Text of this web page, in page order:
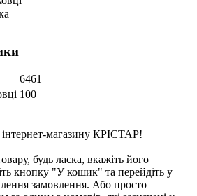
6461
100
магазину КРІСТАР!
будь ласка, вкажіть його
кнопку "У кошик" та перейдіть у
замовлення. Або просто